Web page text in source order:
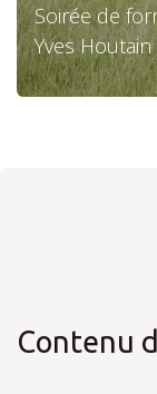
Soirée de
Yves
Contenu